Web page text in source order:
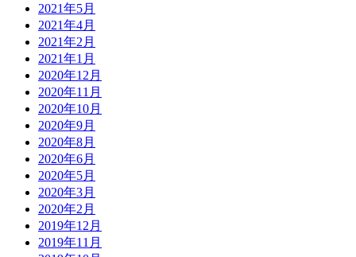
2021年5月
2021年4月
2021年2月
2021年1月
2020年12月
2020年11月
2020年10月
2020年9月
2020年8月
2020年6月
2020年5月
2020年3月
2020年2月
2019年12月
2019年11月